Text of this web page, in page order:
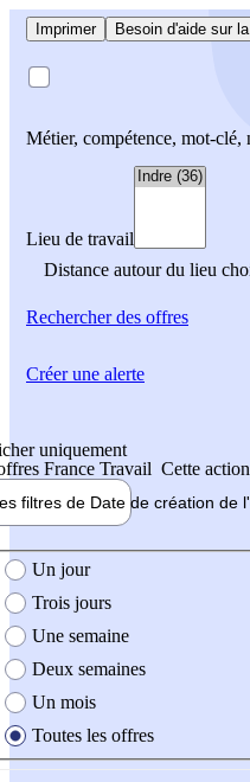
Imprimer Besoin d'aide sur
Métier, compétence, mot-clé,
Lieu de travail
Distance autour du lieu
Rechercherdes offres
uniquement
France Travail Cette
filtres de Date de création de
création de l'offre
Un jour
Trois jours
Une semaine
Deux semaines
Un mois
Toutes les offres
Créer une alerte